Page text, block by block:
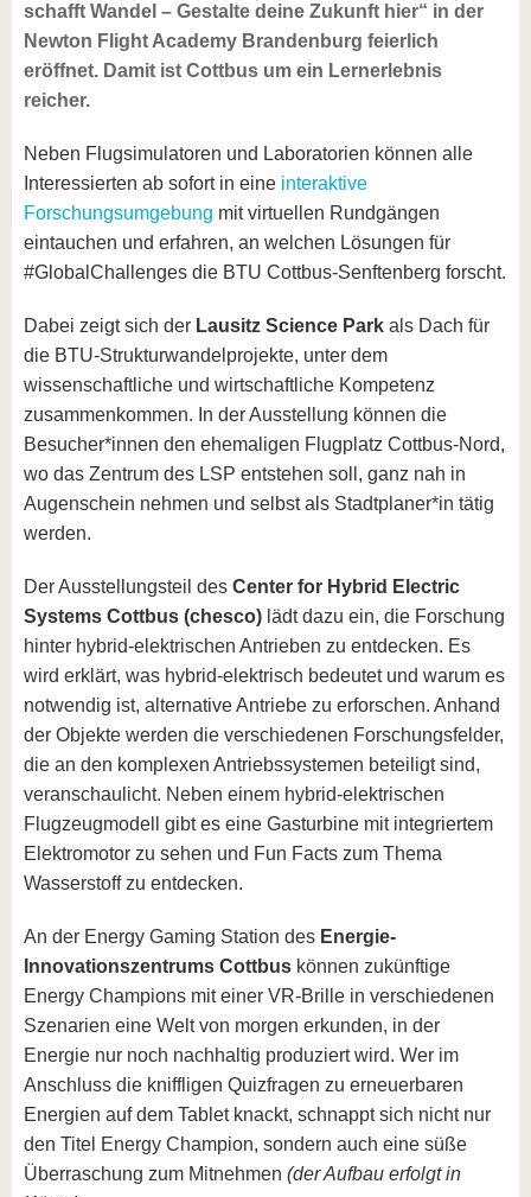
schafft Wandel – Gestalte deine Zukunft hier“ in der
Newton Flight Academy Brandenburg feierlich
eröffnet. Damit ist Cottbus um ein Lernerlebnis
reicher.
Neben Flugsimulatoren und Laboratorien können alle
Interessierten ab sofort in eine interaktive
Forschungsumgebung mit virtuellen Rundgängen
eintauchen und erfahren, an welchen Lösungen für
#GlobalChallenges die BTU Cottbus-Senftenberg forscht.
Dabei zeigt sich der Lausitz Science Park als Dach für
die BTU-Strukturwandelprojekte, unter dem
wissenschaftliche und wirtschaftliche Kompetenz
zusammenkommen. In der Ausstellung können die
Besucher*innen den ehemaligen Flugplatz Cottbus-Nord,
wo das Zentrum des LSP entstehen soll, ganz nah in
Augenschein nehmen und selbst als Stadtplaner*in tätig
werden.
Der Ausstellungsteil des Center for Hybrid Electric
Systems Cottbus (chesco) lädt dazu ein, die Forschung
hinter hybrid-elektrischen Antrieben zu entdecken. Es
wird erklärt, was hybrid-elektrisch bedeutet und warum es
notwendig ist, alternative Antriebe zu erforschen. Anhand
der Objekte werden die verschiedenen Forschungsfelder,
die an den komplexen Antriebssystemen beteiligt sind,
veranschaulicht. Neben einem hybrid-elektrischen
Flugzeugmodell gibt es eine Gasturbine mit integriertem
Elektromotor zu sehen und Fun Facts zum Thema
Wasserstoff zu entdecken.
An der Energy Gaming Station des Energie-
Innovationszentrums Cottbus können zukünftige
Energy Champions mit einer VR-Brille in verschiedenen
Szenarien eine Welt von morgen erkunden, in der
Energie nur noch nachhaltig produziert wird. Wer im
Anschluss die kniffligen Quizfragen zu erneuerbaren
Energien auf dem Tablet knackt, schnappt sich nicht nur
den Titel Energy Champion, sondern auch eine süße
Überraschung zum Mitnehmen (der Aufbau erfolgt in